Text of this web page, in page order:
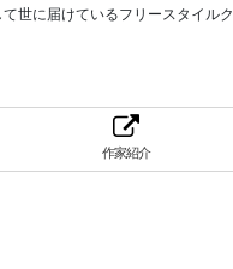
世に届けているフリースタイル
作家紹介